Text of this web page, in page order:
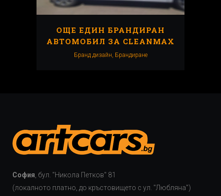
ОЩЕ ЕДИН БРАНДИРАН
АВТОМОБИЛ ЗА CLEANMAX
Бранд дизайн, Брандиранe
София, бул. "Никола Петков" 81
(локалното платно, до кръстовището с ул. "Любляна")